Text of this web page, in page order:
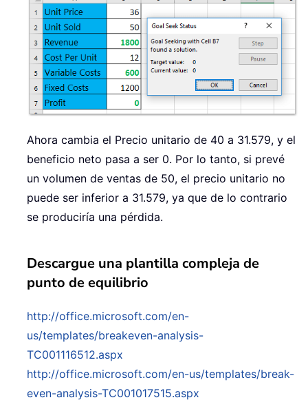
Ahora cambia el Precio unitario de 40 a 31.579, y el
beneficio neto pasa a ser 0. Por lo tanto, si prevé
un volumen de ventas de 50, el precio unitario no
puede ser inferior a 31.579, ya que de lo contrario
se produciría una pérdida.
Descargue una plantilla compleja de
punto de equilibrio
http://office.microsoft.com/en-
us/templates/breakeven-analysis-
TC001116512.aspx
http://office.microsoft.com/en-us/templates/break-
even-analysis-TC001017515.aspx